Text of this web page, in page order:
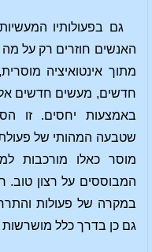
גם בפעולותיו
האנשים חוזרים רק על
מתוך אינטואיציה
חדשים, מעשים חדשים
באמצעות יחסים. זו
שטבעה המהותי של
מוסר כאלו מורכבות
המבוססים על רצון טוב.
במקרה של פעולות
גם כן בדרך כלל